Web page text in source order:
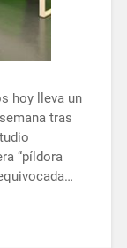
hoy lleva un
tras
“píldora